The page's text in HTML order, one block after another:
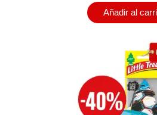
Añadir al